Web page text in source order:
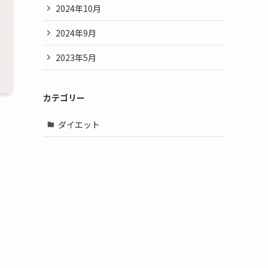
2024年10月
2024年9月
2023年5月
カテゴリー
ダイエット